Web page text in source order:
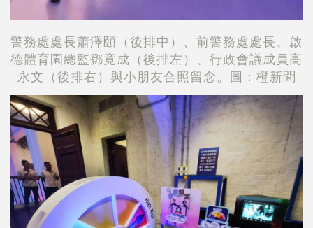
警務處處長蕭澤頤（後排中）、前警務處處長、啟
德體育園總監鄧竟成（後排左）、行政會議成員高
永文（後排右）與小朋友合照留念。圖：橙新聞